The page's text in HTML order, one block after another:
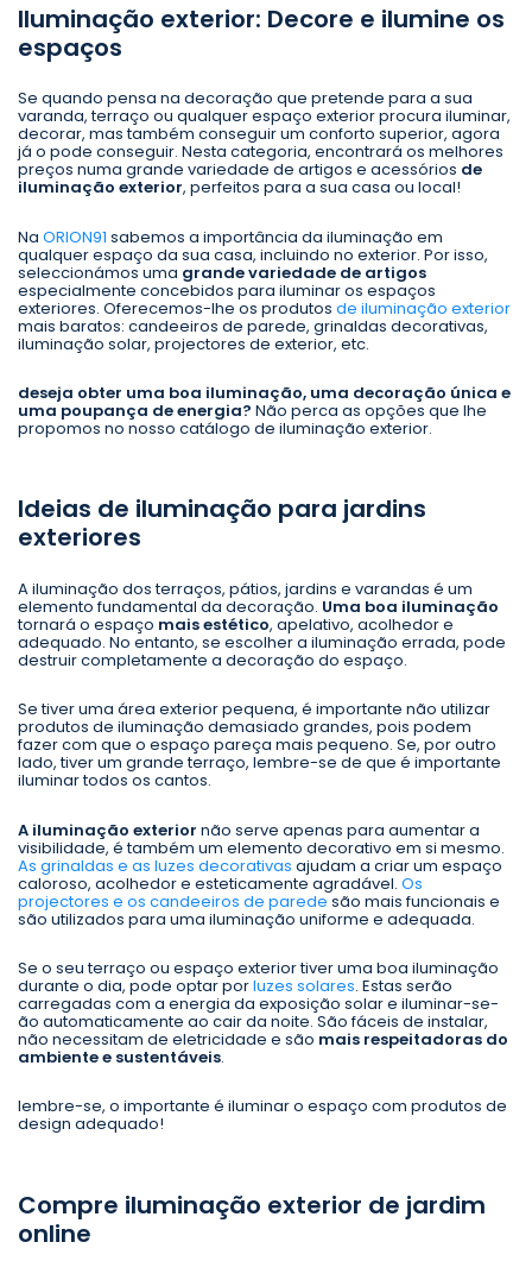
Iluminação exterior: Decore e ilumine os
espaços
Se quando pensa na decoração que pretende para a sua
varanda, terraço ou qualquer espaço exterior procura iluminar,
decorar, mas também conseguir um conforto superior, agora
já o pode conseguir. Nesta categoria, encontrará os melhores
preços numa grande variedade de artigos e acessórios de
iluminação exterior, perfeitos para a sua casa ou local!
Na ORION91 sabemos a importância da iluminação em
qualquer espaço da sua casa, incluindo no exterior. Por isso,
seleccionámos uma grande variedade de artigos
especialmente concebidos para iluminar os espaços
exteriores. Oferecemos-lhe os produtos de iluminação exterior
mais baratos: candeeiros de parede, grinaldas decorativas,
iluminação solar, projectores de exterior, etc.
deseja obter uma boa iluminação, uma decoração única e
uma poupança de energia? Não perca as opções que lhe
propomos no nosso catálogo de iluminação exterior.
Ideias de iluminação para jardins
exteriores
A iluminação dos terraços, pátios, jardins e varandas é um
elemento fundamental da decoração. Uma boa iluminação
tornará o espaço mais estético, apelativo, acolhedor e
adequado. No entanto, se escolher a iluminação errada, pode
destruir completamente a decoração do espaço.
Se tiver uma área exterior pequena, é importante não utilizar
produtos de iluminação demasiado grandes, pois podem
fazer com que o espaço pareça mais pequeno. Se, por outro
lado, tiver um grande terraço, lembre-se de que é importante
iluminar todos os cantos.
A iluminação exterior não serve apenas para aumentar a
visibilidade, é também um elemento decorativo em si mesmo.
As grinaldas e as luzes decorativas ajudam a criar um espaço
caloroso, acolhedor e esteticamente agradável. Os
projectores e os candeeiros de parede são mais funcionais e
são utilizados para uma iluminação uniforme e adequada.
Se o seu terraço ou espaço exterior tiver uma boa iluminação
durante o dia, pode optar porluzes solares. Estas serão
carregadas com a energia da exposição solar e iluminar-se-
ão automaticamente ao cair da noite. São fáceis de instalar,
não necessitam de eletricidade e são mais respeitadoras do
ambiente e sustentáveis.
lembre-se, o importante é iluminar o espaço com produtos de
design adequado!
Compre iluminação exterior de jardim
online